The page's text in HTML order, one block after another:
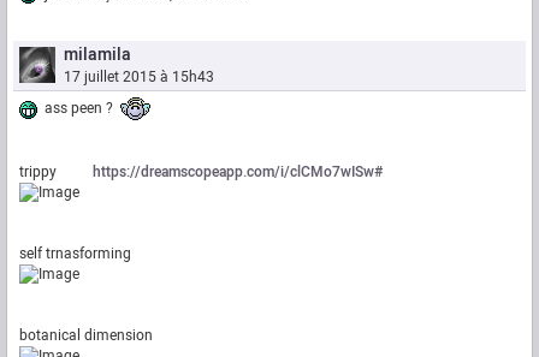
milamila
17 juillet 2015 à 15h43
ass peen ?
trippy https://dreamscopeapp.com/i/clCMo7wISw#
self trnasforming
botanical dimension